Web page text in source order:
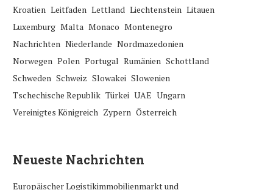
Kroatien Leitfaden Lettland Liechtenstein Litauen
Luxemburg Malta Monaco Montenegro
Nachrichten Niederlande Nordmazedonien
Norwegen Polen Portugal Rumänien Schottland
Schweden Schweiz Slowakei Slowenien
Tschechische Republik Türkei UAE Ungarn
Vereinigtes Königreich Zypern Österreich
Neueste Nachrichten
Europäischer Logistikimmobilienmarkt und